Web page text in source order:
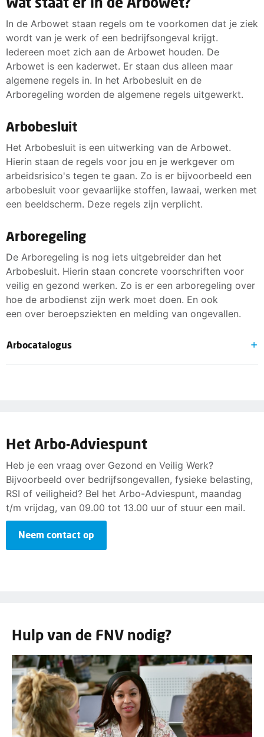
In de Arbowet staan regels om te voorkomen dat je ziek
wordt van je werk of een bedrijfsongeval krijgt.
Iedereen moet zich aan de Arbowet houden. De
Arbowet is een kaderwet. Er staan dus alleen maar
algemene regels in. In het Arbobesluit en de
Arboregeling worden de algemene regels uitgewerkt.
Arbobesluit
Het Arbobesluit is een uitwerking van de Arbowet.
Hierin staan de regels voor jou en je werkgever om
arbeidsrisico's tegen te gaan. Zo is er bijvoorbeeld een
arbobesluit voor gevaarlijke stoffen, lawaai, werken met
een beeldscherm. Deze regels zijn verplicht.
Arboregeling
De Arboregeling is nog iets uitgebreider dan het
Arbobesluit. Hierin staan concrete voorschriften voor
veilig en gezond werken. Zo is er een arboregeling over
hoe de arbodienst zijn werk moet doen. En ook
een over beroepsziekten en melding van ongevallen.
Arbocatalogus
Veel sectoren hebben een arbocatalogus.
of er een voor jouw sector is.
Het Arbo-Adviespunt
Heb je een vraag over Gezond en Veilig Werk?
Bijvoorbeeld over bedrijfsongevallen, fysieke belasting,
RSI of veiligheid? Bel het Arbo-Adviespunt, maandag
t/m vrijdag, van 09.00 tot 13.00 uur of stuur een mail.
Neem contact op
Hulp van de FNV nodig?